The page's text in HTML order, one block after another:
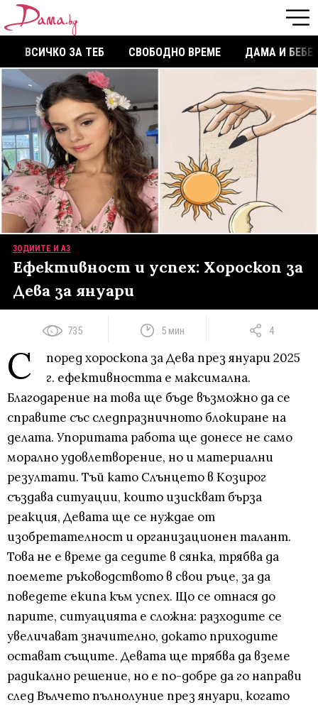
ВСИЧКО ЗА ТЕБ СВОБОДНО ВРЕМЕ ДАМА И БЕБЕ
ЗОДИИТЕ И АЗ
Ефективност и успех: Хороскоп за
Дева за януари
735 5 мин 4
С
поред хороскопа за Дева през януари 2025
г. ефективността е максимална.
Благодарение на това ще бъде възможно да се
справите със следпразничното блокиране на
делата. Упоритата работа ще донесе не само
морално удовлетворение, но и материални
резултати. Тъй като Слънцето в Козирог
създава ситуации, които изискват бърза
реакция, Девата ще се нуждае от
изобретателност и организационен талант.
Това не е време да седите в сянка, трябва да
поемете ръководството в свои ръце, за да
поведете екипа към успех. Що се отнася до
парите, ситуацията е сложна: разходите се
увеличават значително, докато приходите
остават същите. Девата ще трябва да вземе
радикално решение, но е по-добре да го направи
след Вълчето пълнолуние през януари, когато